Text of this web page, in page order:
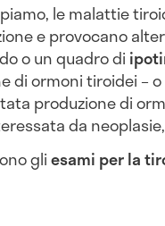
le malattie
e provocano
o un quadro di
di ormoni tiroidei –
produzione di
da
gliesami per la